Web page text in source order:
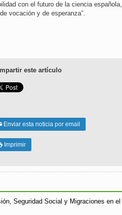
con el futuro de la ciencia española,
vocación y de esperanza”.
este artículo
Enviar esta noticia por email
Imprimir
Seguridad Social y Migraciones en el